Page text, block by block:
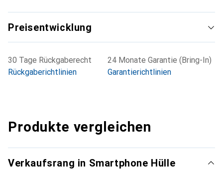
Preisentwicklung
30 Tage Rückgaberecht
Rückgaberichtlinien
24 Monate Garantie (Bring-In)
Garantierichtlinien
Produkte vergleichen
Verkaufsrang in Smartphone Hülle